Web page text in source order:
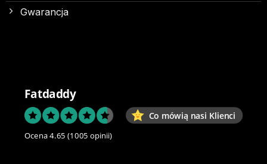
Gwarancja
Fatdaddy
Co mówią nasi Klienci
Ocena 4.65 (1005 opinii)